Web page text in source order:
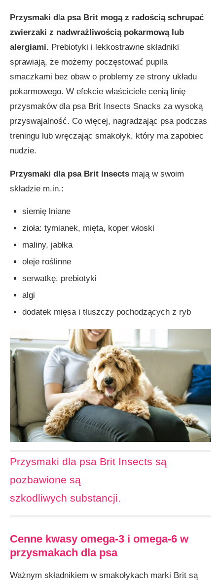
Przysmaki dla psa Brit mogą z radością schrupać
zwierzaki z nadwrażliwością pokarmową lub
alergiami. Prebiotyki i lekkostrawne składniki
sprawiają, że możemy poczęstować pupila
smaczkami bez obaw o problemy ze strony układu
pokarmowego. W efekcie właściciele cenią linię
przysmaków dla psa Brit Insects Snacks za wysoką
przyswajalność. Co więcej, nagradzając psa podczas
treningu lub wręczając smakołyk, który ma zapobiec
nudzie.
Przysmaki dla psa Brit Insects mają w swoim
składzie m.in.:
siemię lniane
zioła: tymianek, mięta, koper włoski
maliny, jabłka
oleje roślinne
serwatkę, prebiotyki
algi
dodatek mięsa i tłuszczy pochodzących z ryb
Przysmaki dla psa Brit Insects są
pozbawione są
szkodliwych substancji.
Cenne kwasy omega-3 i omega-6 w
przysmakach dla psa
Ważnym składnikiem w smakołykach marki Brit są